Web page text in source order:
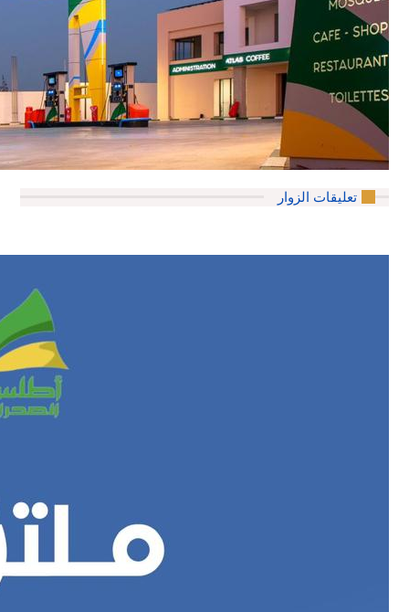
تعليقات الزوار